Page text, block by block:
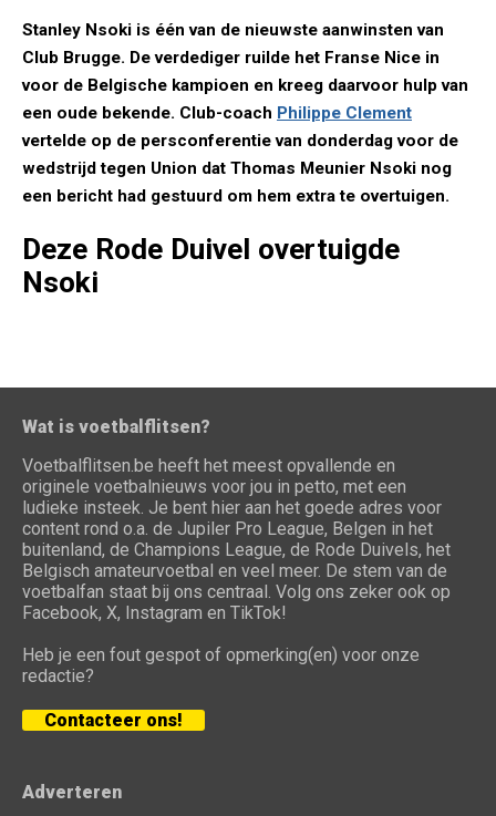
Stanley Nsoki is één van de nieuwste aanwinsten van
Club Brugge. De verdediger ruilde het Franse Nice in
voor de Belgische kampioen en kreeg daarvoor hulp van
een oude bekende. Club-coach Philippe Clement
vertelde op de persconferentie van donderdag voor de
wedstrijd tegen Union dat Thomas Meunier Nsoki nog
een bericht had gestuurd om hem extra te overtuigen.
Deze Rode Duivel overtuigde
Nsoki
Wat is voetbalflitsen?
Voetbalflitsen.be heeft het meest opvallende en
originele voetbalnieuws voor jou in petto, met een
ludieke insteek. Je bent hier aan het goede adres voor
content rond o.a. de Jupiler Pro League, Belgen in het
buitenland, de Champions League, de Rode Duivels, het
Belgisch amateurvoetbal en veel meer. De stem van de
voetbalfan staat bij ons centraal. Volg ons zeker ook op
Facebook, X, Instagram en TikTok!
Heb je een fout gespot of opmerking(en) voor onze
redactie?
Contacteer ons!
Adverteren